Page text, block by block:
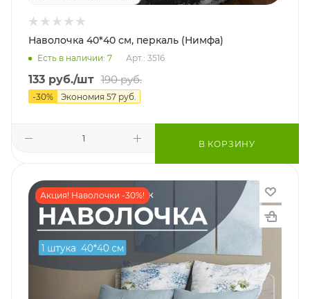
Наволочка 40*40 см, перкаль (Нимфа)
Есть в наличии: 7 Арт.: 3516
133 руб./шт 190руб.
-30% Экономия 57 руб.
В КОРЗИНУ
Акция! Наволочки -30%!